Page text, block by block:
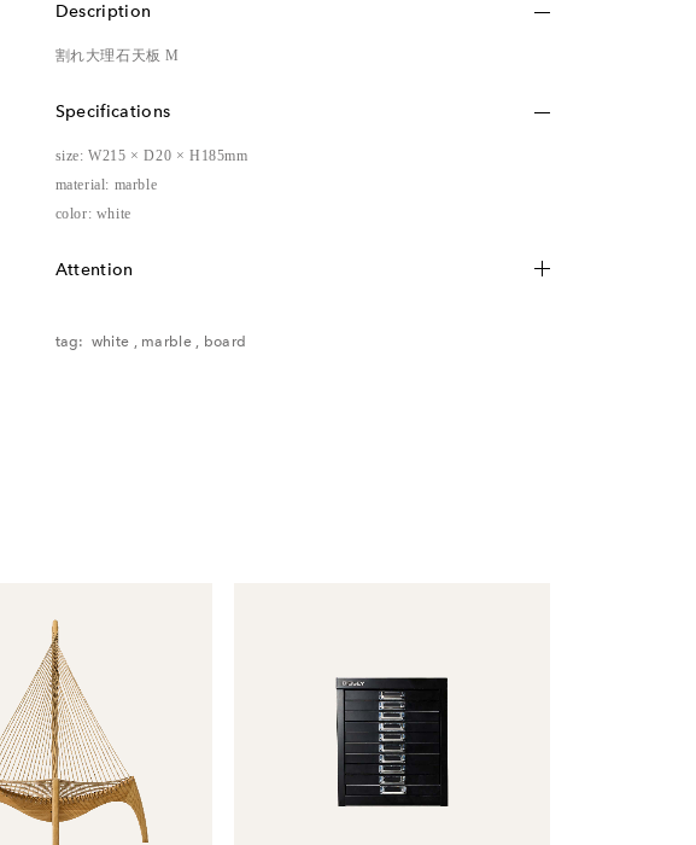
Description
割れ大理石天板 M
Specifications
size: W215 × D20 × H185mm
material: marble
color: white
Attention
ご了承ください。
tag: white , marble, board